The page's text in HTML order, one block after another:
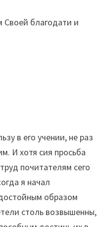
Своей благодати и
в его учении, не раз
И хотя сия просьба
почитателям сего
я начал
образом
столь возвышенны,